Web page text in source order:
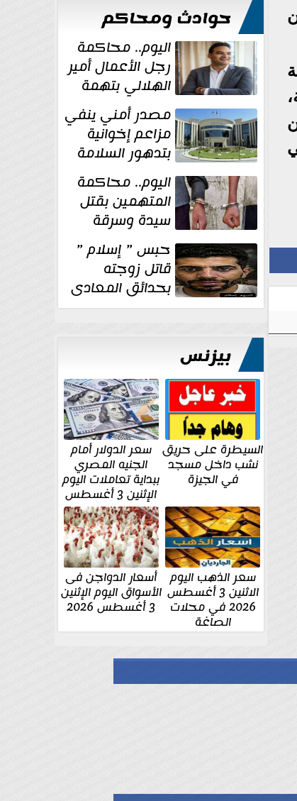
حوادث ومحاكم
اليوم.. محاكمة
رجل الأعمال أمير
الهلالي بتهمة
غسل الأموال
مصدر أمني ينفي
مزاعم إخوانية
بتدهور السلامة
الإنشائية لأحد
مراكز الإصلاح والتأهيل
اليوم.. محاكمة
المتهمين بقتل
سيدة وسرقة
ذهبها في بولاق
الدكرور حبس ” إسلام ”
قاتل زوجته
بحدائق المعادى
١٥ يوم أخرى
بيزنس
السيطرة على حريق
نشب داخل مسجد
في الجيزة
سعر الدولار أمام
الجنيه المصري
ببداية تعاملات اليوم
الإثنين 3 أغسطس
سعر الذهب اليوم
الاثنين 3 أغسطس
2026 في محلات
الصاغة
أسعار الدواجن فى
الأسواق اليوم الإثنين
3 أغسطس 2026